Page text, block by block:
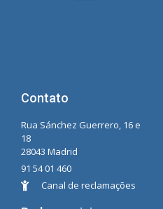
Contato
Rua Sánchez Guerrero, 16 e
18
28043 Madrid
91 54 01 460
Canal de reclamações